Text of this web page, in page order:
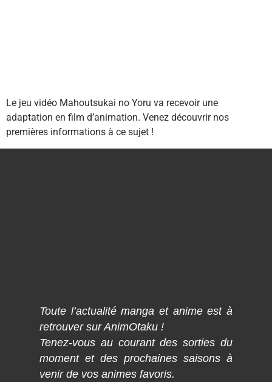
Le jeu vidéo Mahoutsukai no Yoru va recevoir une
adaptation en film d’animation. Venez découvrir nos
premières informations à ce sujet !
Toute l’actualité manga et anime est à
retrouver sur AnimOtaku !
Tenez-vous au courant des sorties du
moment et des prochaines saisons à
venir de vos animes favoris.